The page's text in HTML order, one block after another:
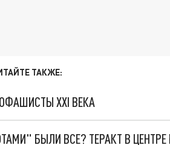
ТАКЖЕ:
XXI ВЕКА
БЫЛИ ВСЕ? ТЕРАКТ В